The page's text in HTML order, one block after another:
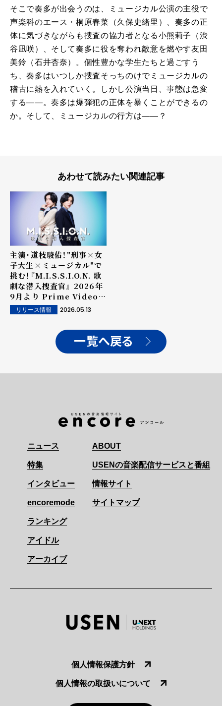
そこで奏多が出会うのは、ミュージカル公演の主役で
声楽科のエース・桐原春菜（久保史緒里）、奏多の正
体に気づきながらも捜査の協力者となる小熊莉子（渋
谷凪咲）、そして奏多に役を奪われ敵意を燃やす友田
美鈴（石井杏奈）。個性豊かな学生たちと過ごすう
ち、奏多はいつしか捜査そっちのけでミュージカルの
稽古に熱を入れていく。しかし公演当日、事態は急変
する――。奏多は爆弾犯の正体を暴くことができるの
か。そして、ミュージカルの行方は――？
あわせて読みたい関連記事
主演・道枝駿佑！"刑事×女
子大生×ミュージカル"で
挑む！『M.I.S.S.I.O.N. 歌
劇な潜入捜査官』 2026年
9月より Prime Video
にて独占配信決定!!
リリース情報 2026.05.13
一覧へ戻る
ニュース
特集
インタビュー
encoremode
ランキング
アイドル
アーカイブ
ABOUT
USENの音楽配信サービスと番組
情報サイト
サイトマップ
個人情報保護方針
個人情報の取扱いについて